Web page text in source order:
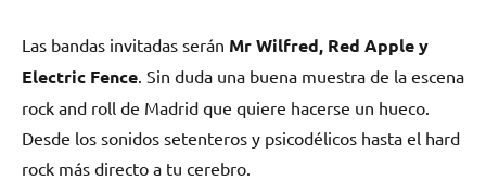
Las bandas invitadas serán Mr Wilfred, Red Apple y
Electric Fence . Sin duda una buena muestra de la escena
rock and roll de Madrid que quiere hacerse un hueco.
Desde los sonidos setenteros y psicodélicos hasta el hard
rock más directo a tu cerebro.